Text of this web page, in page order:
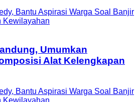
Umumkan
Alat Kelengkapan